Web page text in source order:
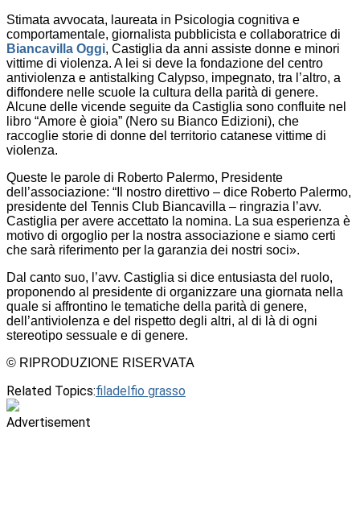
Stimata avvocata, laureata in Psicologia cognitiva e
comportamentale, giornalista pubblicista e collaboratrice di
Biancavilla Oggi, Castiglia da anni assiste donne e minori
vittime di violenza. A lei si deve la fondazione del centro
antiviolenza e antistalking Calypso, impegnato, tra l’altro, a
diffondere nelle scuole la cultura della parità di genere.
Alcune delle vicende seguite da Castiglia sono confluite nel
libro “Amore è gioia” (Nero su Bianco Edizioni), che
raccoglie storie di donne del territorio catanese vittime di
violenza.
Queste le parole di Roberto Palermo, Presidente
dell’associazione: “Il nostro direttivo – dice Roberto Palermo,
presidente del Tennis Club Biancavilla – ringrazia l’avv.
Castiglia per avere accettato la nomina. La sua esperienza è
motivo di orgoglio per la nostra associazione e siamo certi
che sarà riferimento per la garanzia dei nostri soci».
Dal canto suo, l’avv. Castiglia si dice entusiasta del ruolo,
proponendo al presidente di organizzare una giornata nella
quale si affrontino le tematiche della parità di genere,
dell’antiviolenza e del rispetto degli altri, al di là di ogni
stereotipo sessuale e di genere.
© RIPRODUZIONE RISERVATA
Related Topics:filadelfio grasso
Advertisement